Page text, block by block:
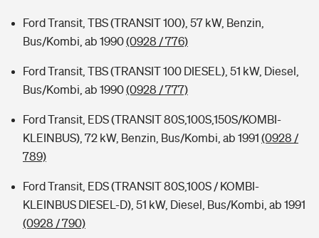
Ford Transit, TBS (TRANSIT 100), 57 kW, Benzin,
Bus/Kombi, ab 1990(0928 / 776)
Ford Transit, TBS (TRANSIT 100 DIESEL), 51 kW, Diesel,
Bus/Kombi, ab 1990(0928 / 777)
Ford Transit, EDS (TRANSIT 80S,100S,150S/KOMBI-
KLEINBUS), 72 kW, Benzin, Bus/Kombi, ab 1991 (0928 /
789)
Ford Transit, EDS (TRANSIT 80S,100S / KOMBI-
KLEINBUS DIESEL-D), 51 kW, Diesel, Bus/Kombi, ab 1991
(0928 / 790)